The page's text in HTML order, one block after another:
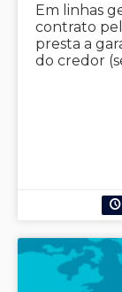
Em linhas
contrato
presta a
do credor